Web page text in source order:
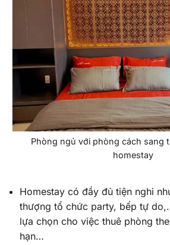
Phòng ngủ với phòng cách sang
homestay
Homestay có đầy đủ tiện nghi
thượng tổ chức party, bếp tự
lựa chọn cho việc thuê phòng
hạn…